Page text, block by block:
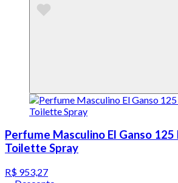
Perfume Masculino El Ganso 125
Toilette Spray
R$ 953,27